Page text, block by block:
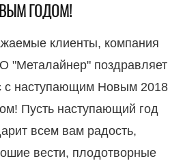
ГОДОМ!
клиенты, компания
"Металайнер" поздравляет
с наступающим Новым 2018
Пусть наступающий год
всем вам радость,
вести, плодотворные